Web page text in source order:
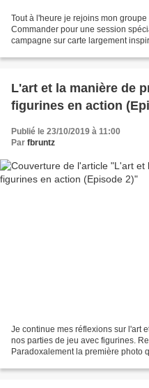
Tout à l'heure je rejoins mon
Commander pour une session
campagne sur carte largement
L'art et la manière de
figurines en action
Publié le 23/10/2019 à 11:00
Par fbruntz
Je continue mes réflexions sur l'art
nos parties de jeu avec figurines.
Paradoxalement la première photo